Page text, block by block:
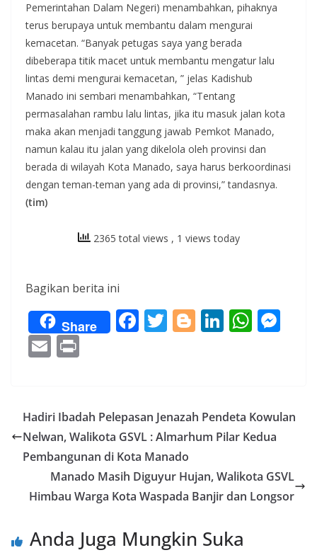
Pemerintahan Dalam Negeri) menambahkan, pihaknya
terus berupaya untuk membantu dalam mengurai
kemacetan. “Banyak petugas saya yang berada
dibeberapa titik macet untuk membantu mengatur lalu
lintas demi mengurai kemacetan, ” jelas Kadishub
Manado ini sembari menambahkan, “Tentang
permasalahan rambu lalu lintas, jika itu masuk jalan kota
maka akan menjadi tanggung jawab Pemkot Manado,
namun kalau itu jalan yang dikelola oleh provinsi dan
berada di wilayah Kota Manado, saya harus berkoordinasi
dengan teman-teman yang ada di provinsi,” tandasnya.
(tim)
2365 total views , 1 views today
Bagikan berita ini
Share F
o
o
k
T Bl
er
Li
dI
n
W
A
p
n
E
l
Hadiri Ibadah Pelepasan Jenazah Pendeta Kowulan
Nelwan, Walikota GSVL : Almarhum Pilar Kedua
Pembangunan di Kota Manado
Manado Masih Diguyur Hujan, Walikota GSVL
Himbau Warga Kota Waspada Banjir dan Longsor
Anda Juga Mungkin Suka